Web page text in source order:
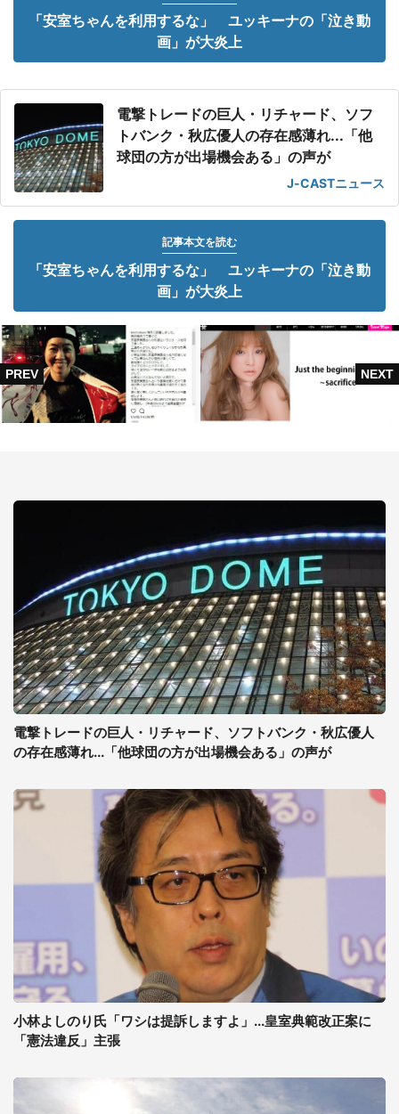
「安室ちゃんを利用するな」 ユッキーナの「泣き動
画」が大炎上
電撃トレードの巨人・リチャード、ソフ
トバンク・秋広優人の存在感薄れ...「他
球団の方が出場機会ある」の声が
J-CASTニュース
記事本文を読む
「安室ちゃんを利用するな」 ユッキーナの「泣き動
画」が大炎上
電撃トレードの巨人・リチャード、ソフトバンク・秋広優人
の存在感薄れ...「他球団の方が出場機会ある」の声が
小林よしのり氏「ワシは提訴しますよ」...皇室典範改正案に
「憲法違反」主張